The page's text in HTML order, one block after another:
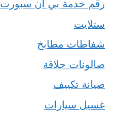
رقم خدمة بي ان سبورت
ستلايت
شفاطات مطابخ
صالونات حلاقة
صيانة تكييف
غسيل سيارات